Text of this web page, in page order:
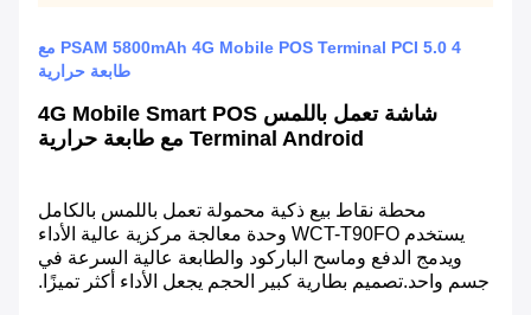
4 PSAM 5800mAh 4G Mobile POS Terminal PCI 5.0 مع
طابعة حرارية
شاشة تعمل باللمس 4G Mobile Smart POS
Terminal Android مع طابعة حرارية
محطة نقاط بيع ذكية محمولة تعمل باللمس بالكامل
يستخدم WCT-T90FO وحدة معالجة مركزية عالية الأداء
ويدمج الدفع وماسح الباركود والطابعة عالية السرعة في
جسم واحد.تصميم بطارية كبير الحجم يجعل الأداء أكثر تميزًا.